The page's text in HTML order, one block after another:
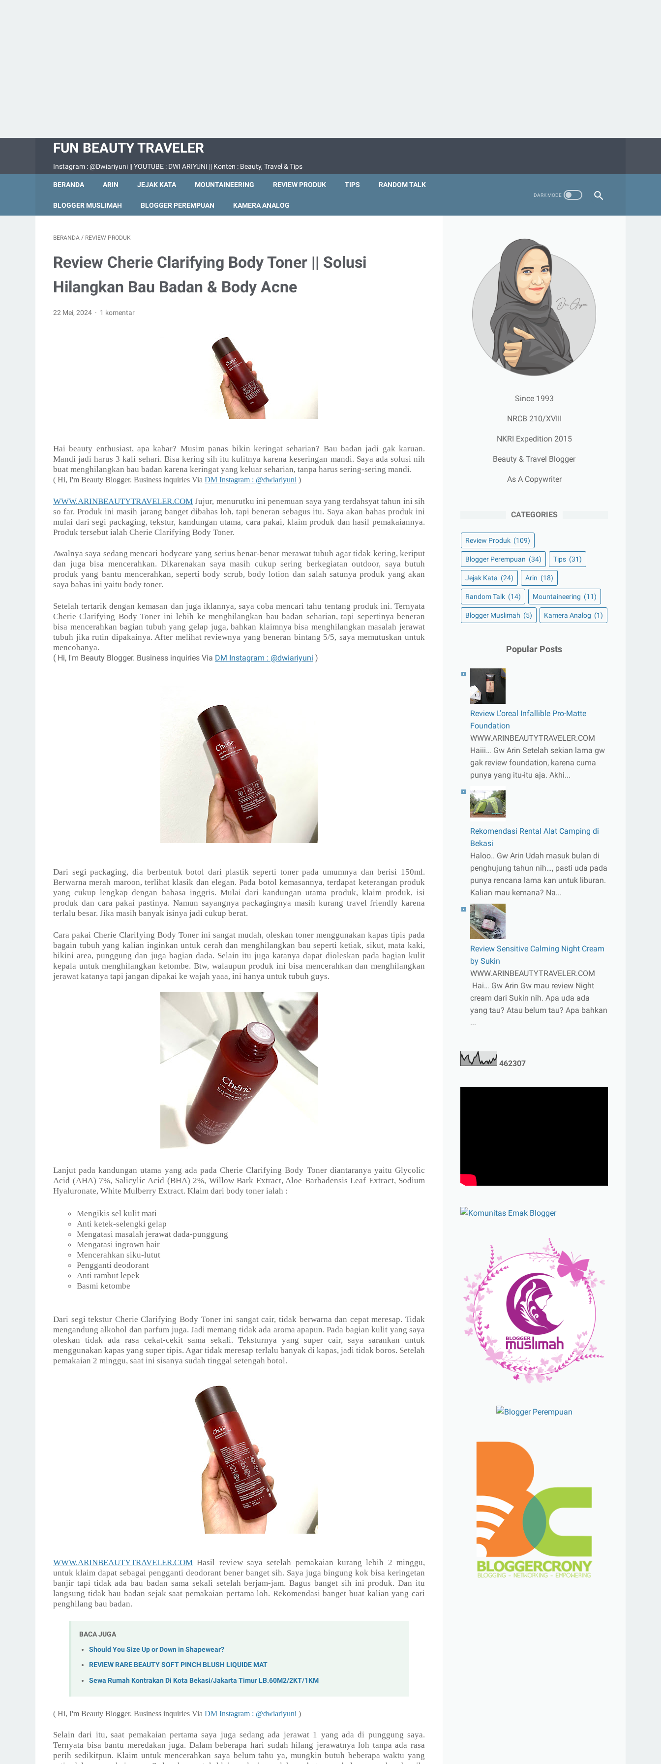
FUN BEAUTY TRAVELER
Instagram : @Dwiariyuni || YOUTUBE : DWI ARIYUNI || Konten : Beauty, Travel & Tips
BERANDA ARIN JEJAK KATA MOUNTAINEERING REVIEW PRODUK TIPS RANDOM TALK
BLOGGER MUSLIMAH BLOGGER PEREMPUAN KAMERA ANALOG
BERANDA / REVIEW PRODUK
Review Cherie Clarifying Body Toner || Solusi
Hilangkan Bau Badan & Body Acne
22 Mei, 2024 1 komentar
Hai beauty enthusiast, apa kabar? Musim panas bikin keringat seharian? Bau badan jadi gak karuan.
Mandi jadi harus 3 kali sehari. Bisa kering sih itu kulitnya karena keseringan mandi. Saya ada solusi nih
buat menghilangkan bau badan karena keringat yang keluar seharian, tanpa harus sering-sering mandi.
( Hi, I'm Beauty Blogger. Business inquiries Via DM Instagram : @dwiariyuni )
WWW.ARINBEAUTYTRAVELER.COM Jujur, menurutku ini penemuan saya yang terdahsyat tahun ini sih
so far. Produk ini masih jarang banget dibahas loh, tapi beneran sebagus itu. Saya akan bahas produk ini
mulai dari segi packaging, tekstur, kandungan utama, cara pakai, klaim produk dan hasil pemakaiannya.
Produk tersebut ialah Cherie Clarifying Body Toner.
Awalnya saya sedang mencari bodycare yang serius benar-benar merawat tubuh agar tidak kering, keriput
dan juga bisa mencerahkan. Dikarenakan saya masih cukup sering berkegiatan outdoor, saya butuh
produk yang bantu mencerahkan, seperti body scrub, body lotion dan salah satunya produk yang akan
saya bahas ini yaitu body toner.
Setelah tertarik dengan kemasan dan juga iklannya, saya coba mencari tahu tentang produk ini. Ternyata
Cherie Clarifying Body Toner ini lebih ke menghilangkan bau badan seharian, tapi sepertinya beneran
bisa mencerahkan bagian tubuh yang gelap juga, bahkan klaimnya bisa menghilangkan masalah jerawat
tubuh jika rutin dipakainya. After melihat reviewnya yang beneran bintang 5/5, saya memutuskan untuk
mencobanya.
( Hi, I'm Beauty Blogger. Business inquiries Via DM Instagram : @dwiariyuni )
Dari segi packaging, dia berbentuk botol dari plastik seperti toner pada umumnya dan berisi 150ml.
Berwarna merah maroon, terlihat klasik dan elegan. Pada botol kemasannya, terdapat keterangan produk
yang cukup lengkap dengan bahasa inggris. Mulai dari kandungan utama produk, klaim produk, isi
produk dan cara pakai pastinya. Namun sayangnya packagingnya masih kurang travel friendly karena
terlalu besar. Jika masih banyak isinya jadi cukup berat.
Cara pakai Cherie Clarifying Body Toner ini sangat mudah, oleskan toner menggunakan kapas tipis pada
bagain tubuh yang kalian inginkan untuk cerah dan menghilangkan bau seperti ketiak, sikut, mata kaki,
bikini area, punggung dan juga bagian dada. Selain itu juga katanya dapat dioleskan pada bagian kulit
kepala untuk menghilangkan ketombe. Btw, walaupun produk ini bisa mencerahkan dan menghilangkan
jerawat katanya tapi jangan dipakai ke wajah yaaa, ini hanya untuk tubuh guys.
Lanjut pada kandungan utama yang ada pada Cherie Clarifying Body Toner diantaranya yaitu Glycolic
Acid (AHA) 7%, Salicylic Acid (BHA) 2%, Willow Bark Extract, Aloe Barbadensis Leaf Extract, Sodium
Hyaluronate, White Mulberry Extract. Klaim dari body toner ialah :
Mengikis sel kulit mati
Anti ketek-selengki gelap
Mengatasi masalah jerawat dada-punggung
Mengatasi ingrown hair
Mencerahkan siku-lutut
Pengganti deodorant
Anti rambut lepek
Basmi ketombe
Dari segi tekstur Cherie Clarifying Body Toner ini sangat cair, tidak berwarna dan cepat meresap. Tidak
mengandung alkohol dan parfum juga. Jadi memang tidak ada aroma apapun. Pada bagian kulit yang saya
oleskan tidak ada rasa cekat-cekit sama sekali. Teksturnya yang super cair, saya sarankan untuk
menggunakan kapas yang super tipis. Agar tidak meresap terlalu banyak di kapas, jadi tidak boros. Setelah
pemakaian 2 minggu, saat ini sisanya sudah tinggal setengah botol.
WWW.ARINBEAUTYTRAVELER.COM Hasil review saya setelah pemakaian kurang lebih 2 minggu,
untuk klaim dapat sebagai pengganti deodorant bener banget sih. Saya juga bingung kok bisa keringetan
banjir tapi tidak ada bau badan sama sekali setelah berjam-jam. Bagus banget sih ini produk. Dan itu
langsung tidak bau badan sejak saat pemakaian pertama loh. Rekomendasi banget buat kalian yang cari
penghilang bau badan.
BACA JUGA
Should You Size Up or Down in Shapewear?
REVIEW RARE BEAUTY SOFT PINCH BLUSH LIQUIDE MAT
Sewa Rumah Kontrakan Di Kota Bekasi/Jakarta Timur LB.60M2/2KT/1KM
( Hi, I'm Beauty Blogger. Business inquiries Via DM Instagram : @dwiariyuni )
Selain dari itu, saat pemakaian pertama saya juga sedang ada jerawat 1 yang ada di punggung saya.
Ternyata bisa bantu meredakan juga. Dalam beberapa hari sudah hilang jerawatnya loh tanpa ada rasa
perih sedikitpun. Klaim untuk mencerahkan saya belum tahu ya, mungkin butuh beberapa waktu yang
Since 1993
NRCB 210/XVIII
NKRI Expedition 2015
Beauty & Travel Blogger
As A Copywriter
CATEGORIES
Review Produk (109)
Blogger Perempuan (34) Tips (31)
Jejak Kata (24) Arin (18)
Random Talk (14) Mountaineering (11)
Blogger Muslimah (5) Kamera Analog (1)
Popular Posts
Review L'oreal Infallible Pro-Matte
Foundation
WWW.ARINBEAUTYTRAVELER.COM
Haiii… Gw Arin Setelah sekian lama gw
gak review foundation, karena cuma
punya yang itu-itu aja. Akhi...
Rekomendasi Rental Alat Camping di
Bekasi
Haloo.. Gw Arin Udah masuk bulan di
penghujung tahun nih…, pasti uda pada
punya rencana lama kan untuk liburan.
Kalian mau kemana? Na...
Review Sensitive Calming Night Cream
by Sukin
WWW.ARINBEAUTYTRAVELER.COM
Hai… Gw Arin Gw mau review Night
cream dari Sukin nih. Apa uda ada
yang tau? Atau belum tau? Apa bahkan
...
462307